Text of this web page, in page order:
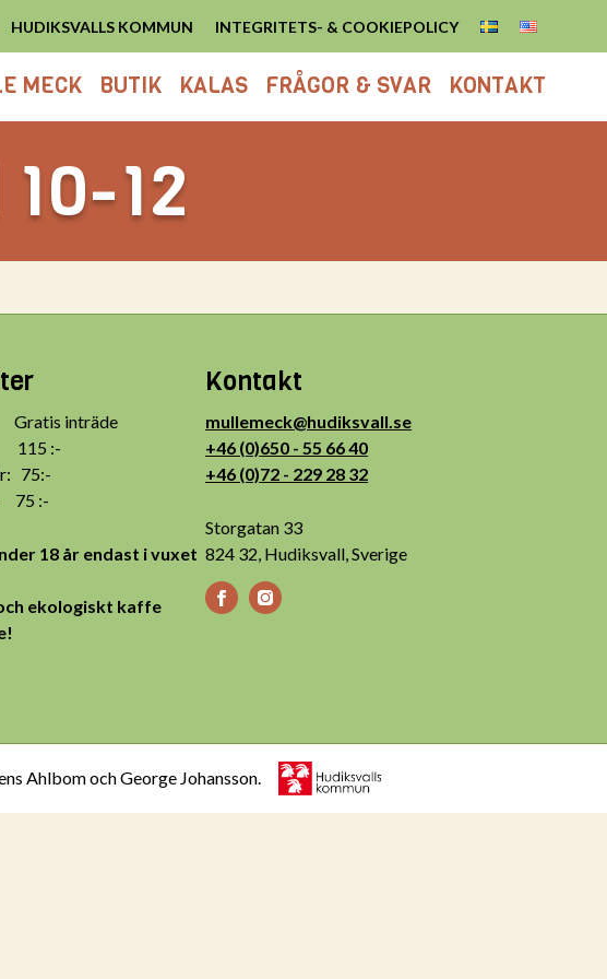
HUDIKSVALLS KOMMUN INTEGRITETS- & COOKIEPOLICY
MECK BUTIK KALAS FRÅGOR & SVAR KONTAKT
12
Gratis inträde
115 :-
75:-
75 :-
18 år endast i vuxet
ekologiskt kaffe
Kontakt
mullemeck@hudiksvall.se
+46 (0)650 - 55 66 40
+46 (0)72 - 229 28 32
Storgatan 33
824 32, Hudiksvall, Sverige
Ahlbom och George Johansson.